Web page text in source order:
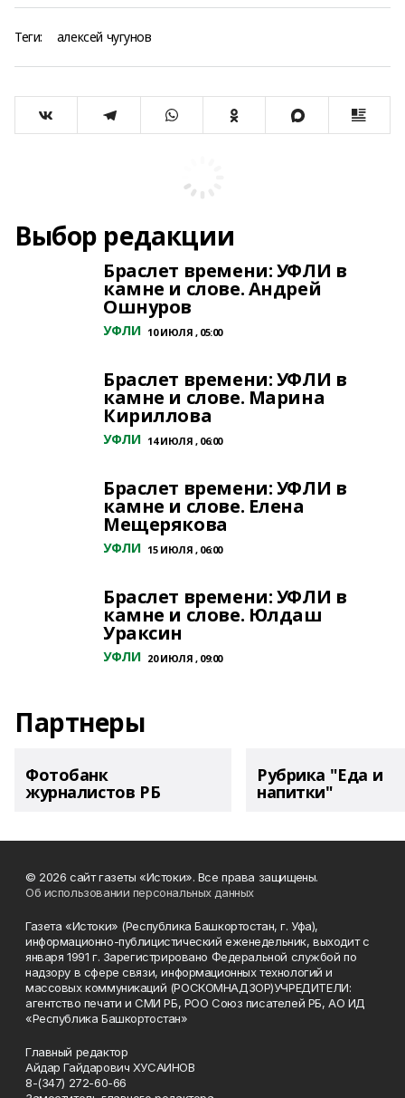
Теги: алексей чугунов
Выбор редакции
Браслет времени: УФЛИ в
камне и слове. Андрей
Ошнуров
УФЛИ 10 ИЮЛЯ , 05:00
Браслет времени: УФЛИ в
камне и слове. Марина
Кириллова
УФЛИ 14 ИЮЛЯ , 06:00
Браслет времени: УФЛИ в
камне и слове. Елена
Мещерякова
УФЛИ 15 ИЮЛЯ , 06:00
Браслет времени: УФЛИ в
камне и слове. Юлдаш
Ураксин
УФЛИ 20 ИЮЛЯ , 09:00
Партнеры
Фотобанк
журналистов РБ
Рубрика "Еда и
напитки"
© 2026 сайт газеты «Истоки». Все права защищены.
Об использовании персональных данных
Газета «Истоки» (Республика Башкортостан, г. Уфа),
информационно-публицистический еженедельник, выходит с
января 1991 г. Зарегистрировано Федеральной службой по
надзору в сфере связи, информационных технологий и
массовых коммуникаций (РОСКОМНАДЗОР)УЧРЕДИТЕЛИ:
агентство печати и СМИ РБ, РОО Союз писателей РБ, АО ИД
«Республика Башкортостан»
Главный редактор
Айдар Гайдарович ХУСАИНОВ
8-(347) 272-60-66